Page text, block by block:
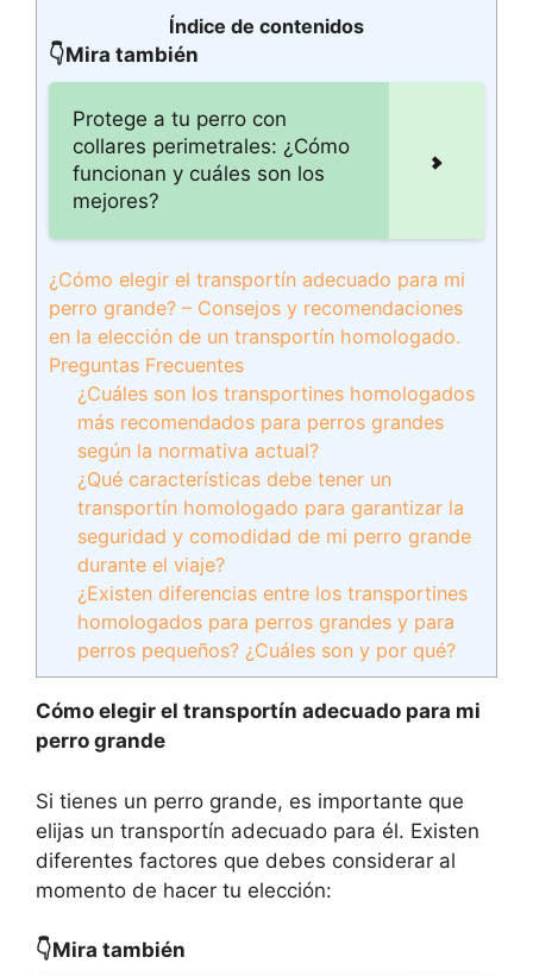
Índice de contenidos
👇Mira también
Protege a tu perro con
collares perimetrales: ¿Cómo
funcionan y cuáles son los
mejores?
¿Cómo elegir el transportín adecuado para mi
perro grande? – Consejos y recomendaciones
en la elección de un transportín homologado.
Preguntas Frecuentes
¿Cuáles son los transportines homologados
más recomendados para perros grandes
según la normativa actual?
¿Qué características debe tener un
transportín homologado para garantizar la
seguridad y comodidad de mi perro grande
durante el viaje?
¿Existen diferencias entre los transportines
homologados para perros grandes y para
perros pequeños? ¿Cuáles son y por qué?
Cómo elegir el transportín adecuado para mi
perro grande
Si tienes un perro grande, es importante que
elijas un transportín adecuado para él. Existen
diferentes factores que debes considerar al
momento de hacer tu elección:
👇Mira también